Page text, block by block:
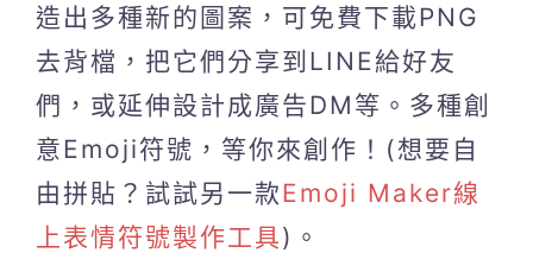
造出多種新的圖案，可免費下載PNG
去背檔，把它們分享到LINE給好友
們，或延伸設計成廣告DM等。多種創
意Emoji符號，等你來創作！(想要自
由拼貼？試試另一款Emoji Maker線
上表情符號製作工具)。